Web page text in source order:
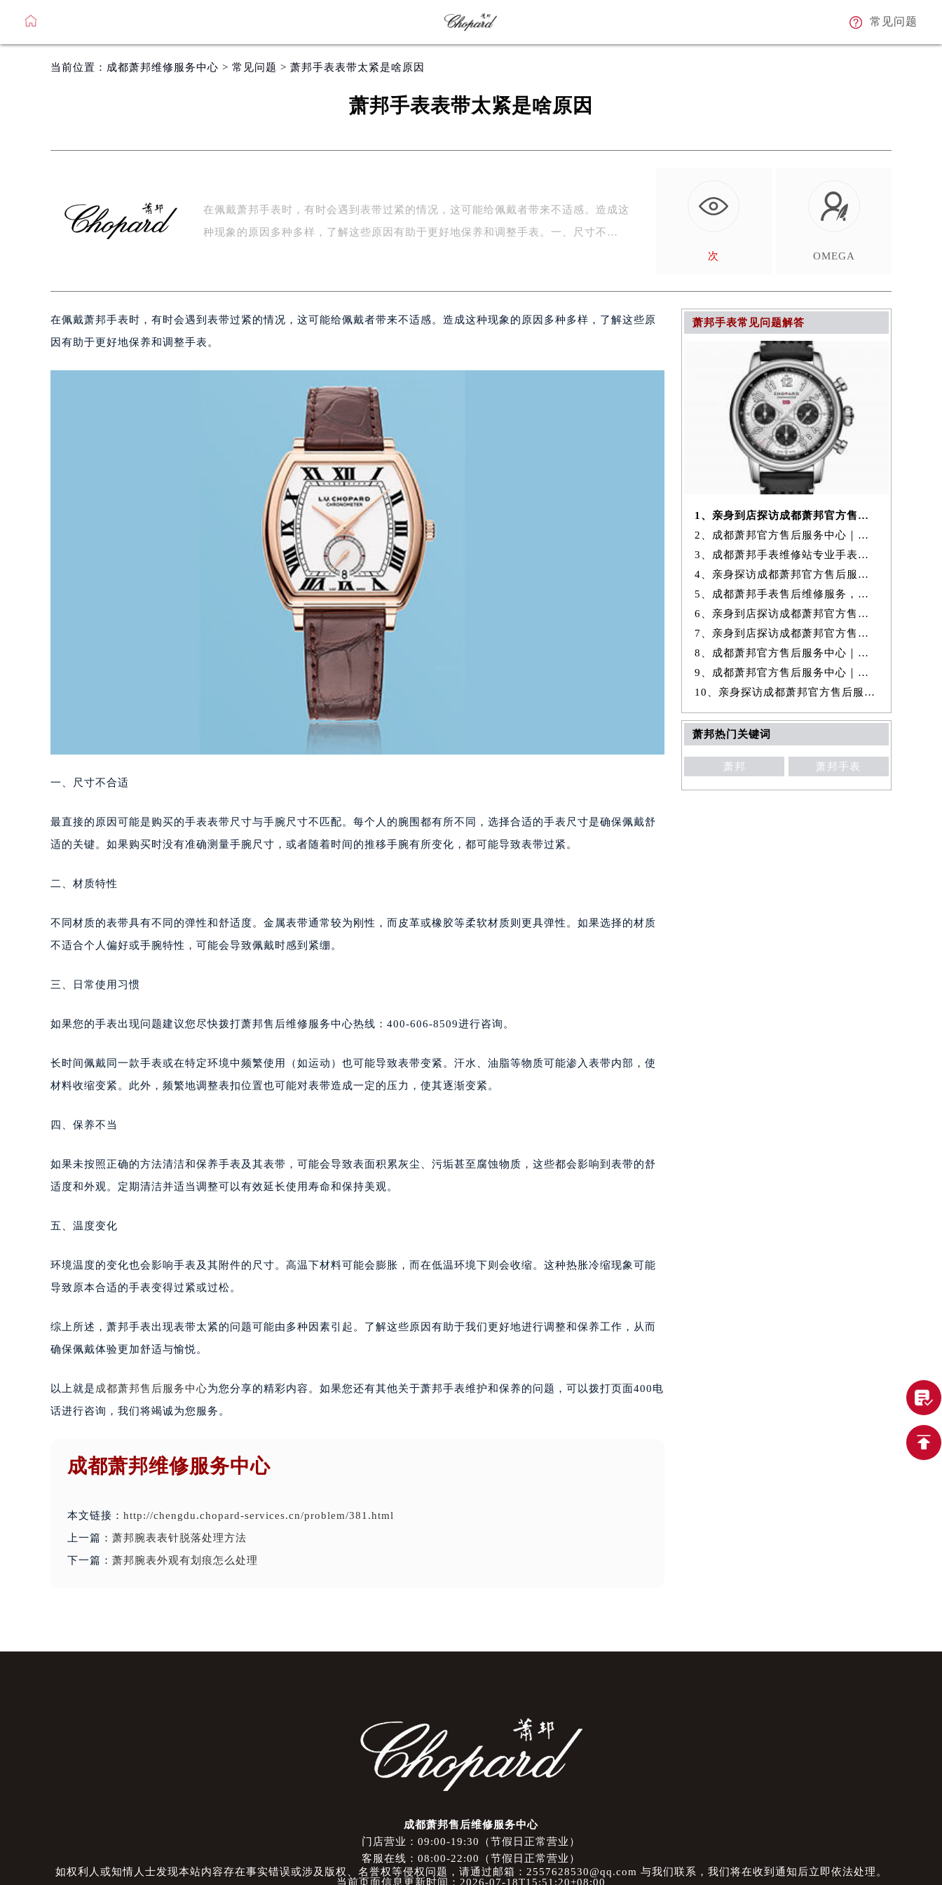
常见问题
当前位置： 成都萧邦维修服务中心 > 常见问题 > 萧邦手表表带太紧是啥原因
萧邦手表表带太紧是啥原因
在佩戴萧邦手表时，有时会遇到表带过紧的情况，这可能给佩戴者带来不适感。造成这
种现象的原因多种多样，了解这些原因有助于更好地保养和调整手表。一、尺寸不…
次 OMEGA
在佩戴萧邦手表时，有时会遇到表带过紧的情况，这可能给佩戴者带来不适感。造成这种现象的原因多种多样，了解这些原
因有助于更好地保养和调整手表。
一、尺寸不合适
最直接的原因可能是购买的手表表带尺寸与手腕尺寸不匹配。每个人的腕围都有所不同，选择合适的手表尺寸是确保佩戴舒
适的关键。如果购买时没有准确测量手腕尺寸，或者随着时间的推移手腕有所变化，都可能导致表带过紧。
二、材质特性
不同材质的表带具有不同的弹性和舒适度。金属表带通常较为刚性，而皮革或橡胶等柔软材质则更具弹性。如果选择的材质
不适合个人偏好或手腕特性，可能会导致佩戴时感到紧绷。
三、日常使用习惯
如果您的手表出现问题建议您尽快拨打萧邦售后维修服务中心热线：400-606-8509进行咨询。
长时间佩戴同一款手表或在特定环境中频繁使用（如运动）也可能导致表带变紧。汗水、油脂等物质可能渗入表带内部，使
材料收缩变紧。此外，频繁地调整表扣位置也可能对表带造成一定的压力，使其逐渐变紧。
四、保养不当
如果未按照正确的方法清洁和保养手表及其表带，可能会导致表面积累灰尘、污垢甚至腐蚀物质，这些都会影响到表带的舒
适度和外观。定期清洁并适当调整可以有效延长使用寿命和保持美观。
五、温度变化
环境温度的变化也会影响手表及其附件的尺寸。高温下材料可能会膨胀，而在低温环境下则会收缩。这种热胀冷缩现象可能
导致原本合适的手表变得过紧或过松。
综上所述，萧邦手表出现表带太紧的问题可能由多种因素引起。了解这些原因有助于我们更好地进行调整和保养工作，从而
确保佩戴体验更加舒适与愉悦。
以上就是 成都萧邦售后服务中心为您分享的精彩内容。如果您还有其他关于萧邦手表维护和保养的问题，可以拨打页面400电
话进行咨询，我们将竭诚为您服务。
成都萧邦维修服务中心
本文链接： http://chengdu.chopard-services.cn/problem/381.html
上一篇： 萧邦腕表表针脱落处理方法
下一篇： 萧邦腕表外观有划痕怎么处理
萧邦手表常见问题解答
1、亲身到店探访成都萧邦官方售后服务中心｜全新官方地址与24小时热线
2、成都萧邦官方售后服务中心｜维修地址与24小时服务电话权威信息公示
3、成都萧邦手表维修站专业手表维修保养服务权威公示（2026年7月最新）
4、亲身探访成都萧邦官方售后服务中心｜全新地址与售后热线（2026年7月
5、成都萧邦手表售后维修服务，专业保养与故障检测权威公示（2026年7月
6、亲身到店探访成都萧邦官方售后服务中心｜网点地址和官方热线（2026年
7、亲身到店探访成都萧邦官方售后服务中心｜全新热线和维修门店地址（20
8、成都萧邦官方售后服务中心｜官方热线和门店地址权威信息公示（2026年
9、成都萧邦官方售后服务中心｜维修地址与售后服务电话权威信息公示（20
10、亲身探访成都萧邦官方售后服务中心｜完整维修地址及售后电话（2026年
萧邦热门关键词
萧邦 萧邦手表
成都萧邦售后维修服务中心
门店营业：09:00-19:30（节假日正常营业）
客服在线：08:00-22:00（节假日正常营业）
如权利人或知情人士发现本站内容存在事实错误或涉及版权、名誉权等侵权问题，请通过邮箱：2557628530@qq.com 与我们联系，我们将在收到通知后立即依法处理。
当前页面信息更新时间：2026-07-18T15:51:20+08:00